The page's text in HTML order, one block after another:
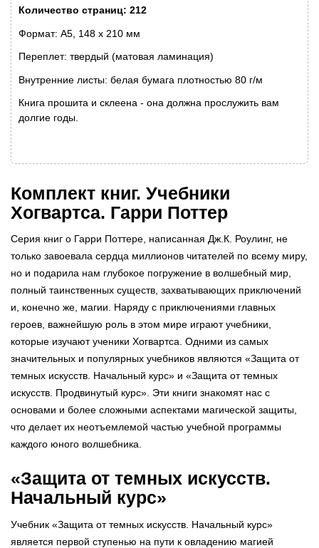
Количество страниц: 212
Формат: А5, 148 x 210 мм
Переплет: твердый (матовая ламинация)
Внутренние листы: белая бумага плотностью 80 г/м
Книга прошита и склеена - она должна прослужить вам
долгие годы.
Комплект книг. Учебники
Хогвартса. Гарри Поттер
Серия книг о Гарри Поттере, написанная Дж.К. Роулинг, не
только завоевала сердца миллионов читателей по всему миру,
но и подарила нам глубокое погружение в волшебный мир,
полный таинственных существ, захватывающих приключений
и, конечно же, магии. Наряду с приключениями главных
героев, важнейшую роль в этом мире играют учебники,
которые изучают ученики Хогвартса. Одними из самых
значительных и популярных учебников являются «Защита от
темных искусств. Начальный курс» и «Защита от темных
искусств. Продвинутый курс». Эти книги знакомят нас с
основами и более сложными аспектами магической защиты,
что делает их неотъемлемой частью учебной программы
каждого юного волшебника.
«Защита от темных искусств.
Начальный курс»
Учебник «Защита от темных искусств. Начальный курс»
является первой ступенью на пути к овладению магией